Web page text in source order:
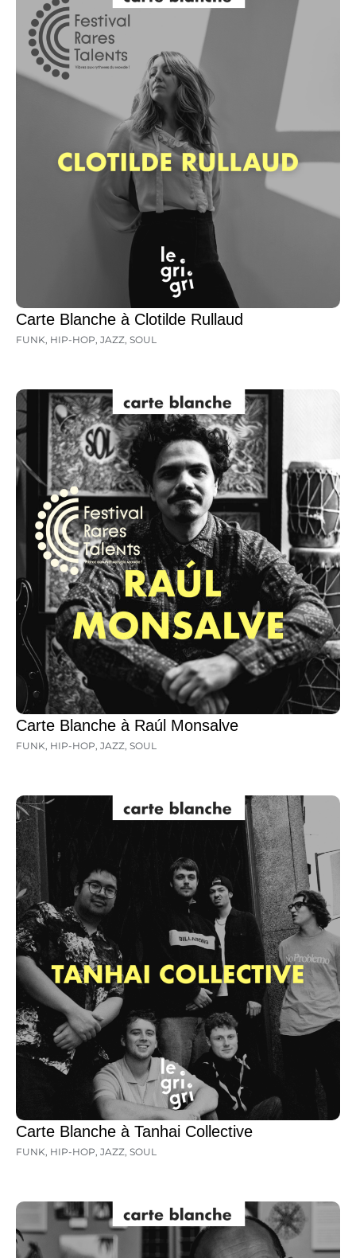
Carte Blanche à Clotilde Rullaud
FUNK, HIP-HOP, JAZZ, SOUL
Carte Blanche à Raúl Monsalve
FUNK, HIP-HOP, JAZZ, SOUL
Carte Blanche à Tanhai Collective
FUNK, HIP-HOP, JAZZ, SOUL